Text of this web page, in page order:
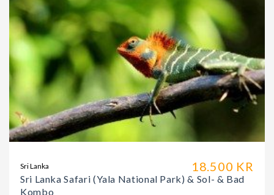
18.500 KR
Sri Lanka
Sri Lanka Safari (Yala National Park) & Sol- & Bad
Kombo